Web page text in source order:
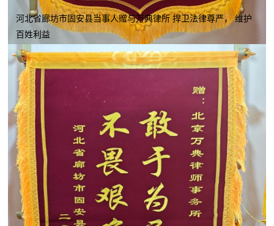
河北省廊坊市固安县当事人赠与万典律所 捍卫法律尊严， 维护
百姓利益